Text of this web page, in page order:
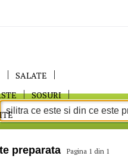
SALATE
SOSURI
preparata Pagina 1 din 1